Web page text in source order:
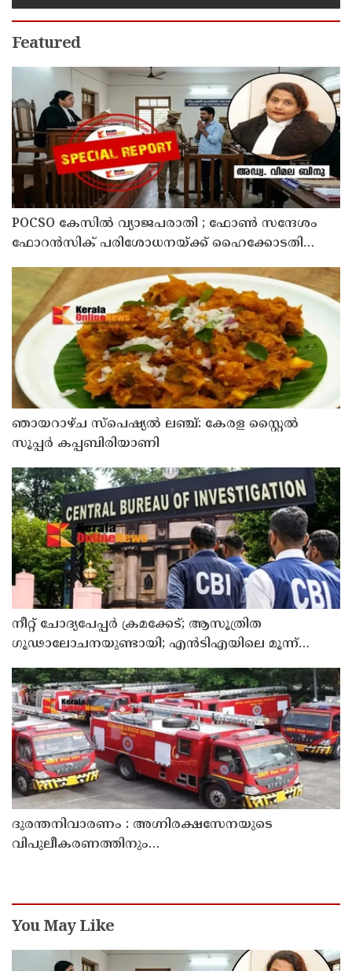
Featured
POCSO കേസിൽ വ്യാജപരാതി ; ഫോൺ സന്ദേശം
ഫോറൻസിക് പരിശോധനയ്ക്ക് ഹൈക്കോടതി
ട്രാക്ക് കോടതി
ഞായറാഴ്ച സ്പെഷ്യൽ ലഞ്ച്: കേരള സ്റ്റൈൽ
സൂപ്പർ കപ്പബിരിയാണി
നീറ്റ് ചോദ്യപേപ്പര്‍ ക്രമക്കേട്; ആസൂത്രിത
ഗൂഢാലോചനയുണ്ടായി; എന്‍ടിഎയിലെ മൂന്ന്
കണ്ടെത്തലുമായി സിബിഐ
ദുരന്തനിവാരണം : അഗ്നിരക്ഷസേനയുടെ
വിപുലീകരണത്തിനും
You May Like